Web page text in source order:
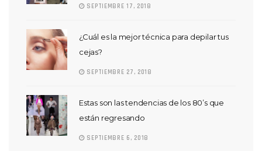
SEPTIEMBRE 17, 2018
¿Cuál es la mejor técnica para depilar tus
cejas?
SEPTIEMBRE 27, 2018
Estas son las tendencias de los 80’s que
están regresando
SEPTIEMBRE 6, 2018